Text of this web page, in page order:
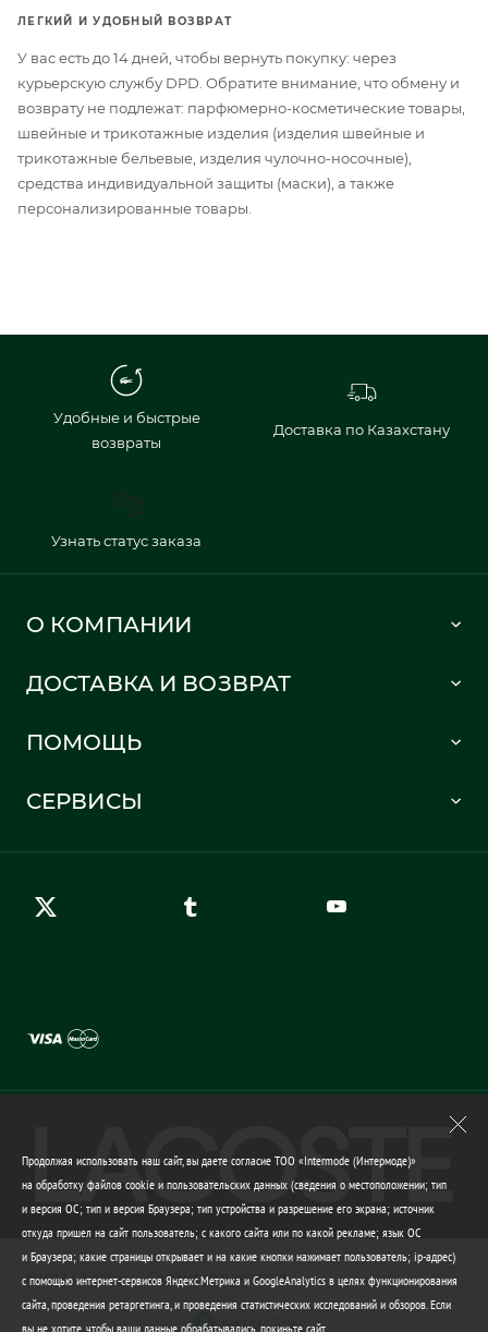
ЛЕГКИЙ И УДОБНЫЙ ВОЗВРАТ
У вас есть до 14 дней, чтобы вернуть покупку: через
курьерскую службу DPD. Обратите внимание, что обмену и
возврату не подлежат: парфюмерно-косметические товары,
швейные и трикотажные изделия (изделия швейные и
трикотажные бельевые, изделия чулочно-носочные),
средства индивидуальной защиты (маски), а также
персонализированные товары.
Удобные и быстрые
возвраты
Доставка по Казахстану
Узнать статус заказа
О КОМПАНИИ
Политика в отношении обработки персональных данных
ДОСТАВКА И ВОЗВРАТ
Информация о доставке
Правила возврата
ПОМОЩЬ
Карта сайта
СЕРВИСЫ
Карта сайта Гарантия качества
Продолжая использовать наш сайт, вы даете согласие ТОО «Intermode (Интермоде)»
на обработку файлов cookie и пользовательских данных (сведения о местоположении; тип
и версия ОС; тип и версия Браузера; тип устройства и разрешение его экрана; источник
откуда пришел на сайт пользователь; с какого сайта или по какой рекламе; язык ОС
и Браузера; какие страницы открывает и на какие кнопки нажимает пользователь; ip-адрес)
с помощью интернет-сервисов Яндекс.Метрика и GoogleAnalytics в целях функционирования
сайта, проведения ретаргетинга, и проведения статистических исследований и обзоров. Если
вы не хотите, чтобы ваши данные обрабатывались, покиньте сайт.